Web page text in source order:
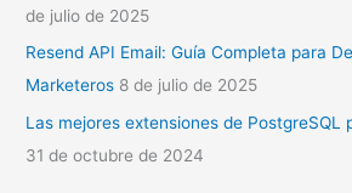
de julio de 2025
Resend API Email: Guía Completa para
Marketeros 8 de julio de 2025
Las mejores extensiones de PostgreSQL
31 de octubre de 2024